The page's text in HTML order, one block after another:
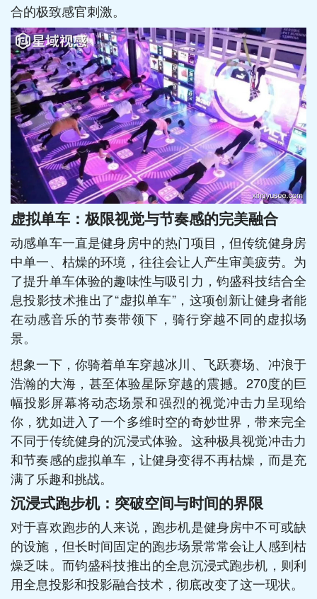
合的极致感官刺激。
虚拟单车：极限视觉与节奏感的完美融合
动感单车一直是健身房中的热门项目，但传统健身房
中单一、枯燥的环境，往往会让人产生审美疲劳。为
了提升单车体验的趣味性与吸引力，钧盛科技结合全
息投影技术推出了“虚拟单车”，这项创新让健身者能
在动感音乐的节奏带领下，骑行穿越不同的虚拟场
景。
想象一下，你骑着单车穿越冰川、飞跃赛场、冲浪于
浩瀚的大海，甚至体验星际穿越的震撼。270度的巨
幅投影屏幕将动态场景和强烈的视觉冲击力呈现给
你，犹如进入了一个多维时空的奇妙世界，带来完全
不同于传统健身的沉浸式体验。这种极具视觉冲击力
和节奏感的虚拟单车，让健身变得不再枯燥，而是充
满了乐趣和挑战。
沉浸式跑步机：突破空间与时间的界限
对于喜欢跑步的人来说，跑步机是健身房中不可或缺
的设施，但长时间固定的跑步场景常常会让人感到枯
燥乏味。而钧盛科技推出的全息沉浸式跑步机，则利
用全息投影和投影融合技术，彻底改变了这一现状。